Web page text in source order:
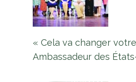
« Cela va changer
Ambassadeur des